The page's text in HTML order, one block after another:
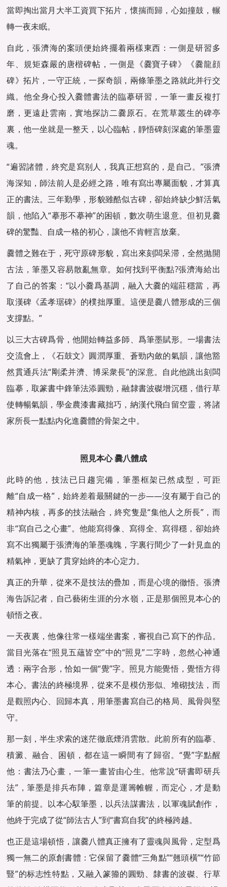
當即掏出當月大半工資買下拓片，懷揣而歸，心如撞鼓，輾
轉一夜未眠。
自此，張濟海的案頭便始終擺着兩樣東西：一側是研習多
年、規矩森嚴的唐楷碑帖，一側是《爨寶子碑》《爨龍顔
碑》拓片，一守正統，一探奇韻，兩條筆墨之路就此并行交
織。他全身心投入爨體書法的臨摹研習，一筆一畫反複打
磨，更遠赴雲南，實地探訪二爨原石。在荒草叢生的碑亭
裏，他一坐就是一整天，以心臨帖，靜悟碑刻深處的筆墨靈
魂。
“遍習諸體，終究是寫别人，我真正想寫的，是自己。”張濟
海深知，師法前人是必經之路，唯有寫出專屬面貌，才算真
正的書法。三年勤學，形貌雖酷似古碑，卻始終缺少鮮活氣
韻，他陷入“摹形不摹神”的困頓，數次萌生退意。但初見爨
碑的驚豔、自成一格的初心，讓他不肯輕言放棄。
爨體之難在于，死守原碑形貌，寫出來刻闆呆滞，全然抛開
古法，筆墨又容易散亂無章。如何找到平衡點?張濟海給出
了自己的答案：“以小爨爲基調，融入大爨的端莊穩當，再
取漢碑《孟孝琚碑》的樸拙厚重。這便是爨八體形成的三個
支撐點。”
以三大古碑爲骨，他開始轉益多師、爲筆墨賦形。一場書法
交流會上，《石鼓文》圓潤厚重、蒼勁内斂的氣韻，讓他豁
然貫通兵法“剛柔并濟、博采衆長”的深意。自此他跳出刻闆
臨摹，取篆書中鋒筆法添圓勁，融隸書波磔增沉穩，借行草
使轉暢氣韻，學金農漆書藏拙巧，納漢代飛白留空靈，将諸
家所長一點點内化進爨體的骨架之中。
照見本心 爨八體成
此時的他，技法已日趨完備，筆墨框架已然成型，可距
離“自成一格”，始終差着最關鍵的一步——沒有屬于自己的
精神内核，再多的技法融合，終究隻是“集他人之所長”，而
非“寫自己之心畫”。他能寫得像、寫得全、寫得穩，卻始終
寫不出獨屬于張濟海的筆墨魂魄，字裏行間少了一針見血的
精氣神，更缺了貫穿始終的本心定力。
真正的升華，從來不是技法的疊加，而是心境的徹悟。張濟
海告訴記者，自己藝術生涯的分水嶺，正是那個照見本心的
頓悟之夜。
一天夜裏，他像往常一樣端坐書案，審視自己寫下的作品。
當目光落在“照見五蘊皆空”中的“照見”二字時，忽然心神通
透：兩字合形，恰如一個“覺”字。照見方能覺悟，覺悟方得
本心。書法的終極境界，從來不是模仿形似、堆砌技法，而
是觀照内心、回歸本真，用筆墨書寫自己的格局、風骨與堅
守。
那一刻，半生求索的迷茫徹底煙消雲散。此前所有的臨摹、
積澱、融合、困頓，都在這一瞬間有了歸宿。“覺”字點醒
他：書法乃心畫，一筆一畫皆由心生。他常說“研書即研兵
法”，筆墨是排兵布陣，篇章是運籌帷幄，而定心，才是動
筆的前提。以本心馭筆墨，以兵法謀書法，以軍魂賦創作，
他終于完成了從“師法古人”到“書寫自我”的終極跨越。
也正是這場頓悟，讓爨八體真正擁有了靈魂與風骨，定型爲
獨一無二的原創書體：它保留了爨體“三角點”“翹頭橫”“竹節
豎”的标志性特點，又融入篆籀的圓勁、隸書的波磔、行草